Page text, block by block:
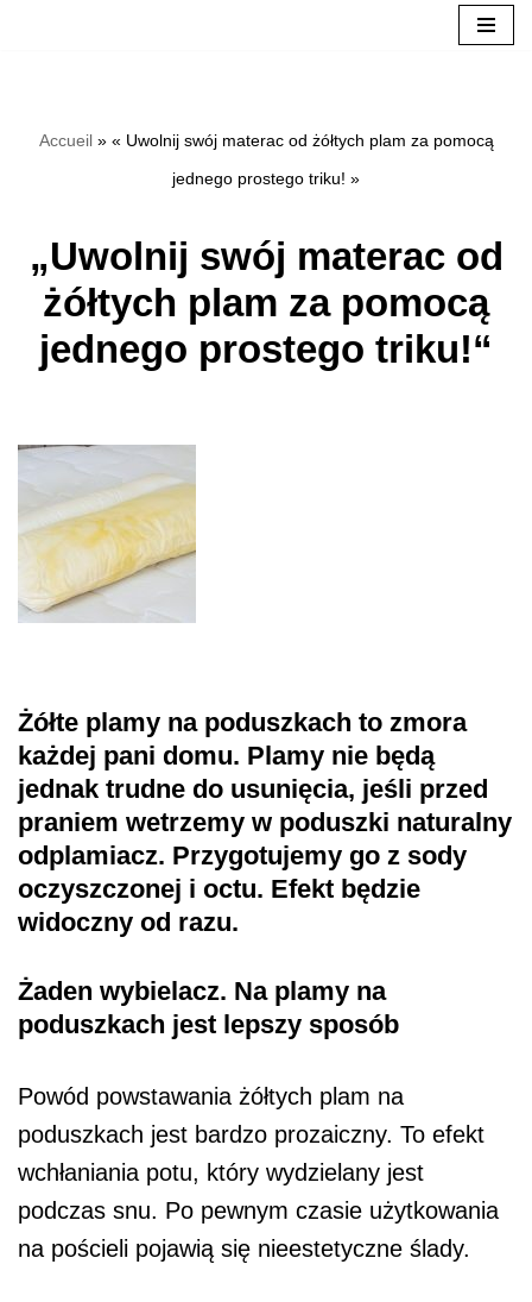
obsah
Accueil» « Uwolnij swój materac od żółtych plam za pomocą
jednego prostego triku! »
„Uwolnij swój materac od
żółtych plam za pomocą
jednego prostego triku!“
Żółte plamy na poduszkach to zmora
każdej pani domu. Plamy nie będą
jednak trudne do usunięcia, jeśli przed
praniem wetrzemy w poduszki naturalny
odplamiacz. Przygotujemy go z sody
oczyszczonej i octu. Efekt będzie
widoczny od razu.
Żaden wybielacz. Na plamy na
poduszkach jest lepszy sposób
Powód powstawania żółtych plam na
poduszkach jest bardzo prozaiczny. To efekt
wchłaniania potu, który wydzielany jest
podczas snu. Po pewnym czasie użytkowania
na pościeli pojawią się nieestetyczne ślady.